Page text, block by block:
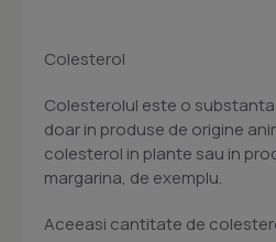
Colesterol
Colesterolul este o
doar in produse de origine
colesterol in plante sau in
margarina, de exemplu.
Aceeasi cantitate de